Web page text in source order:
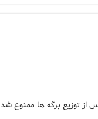
از توزیع برگه ها ممنوع شد